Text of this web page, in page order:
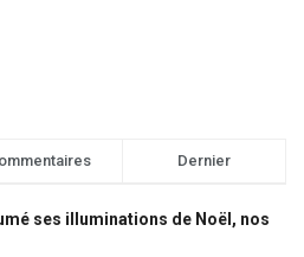
Dernier
ses illuminations de Noël, nos